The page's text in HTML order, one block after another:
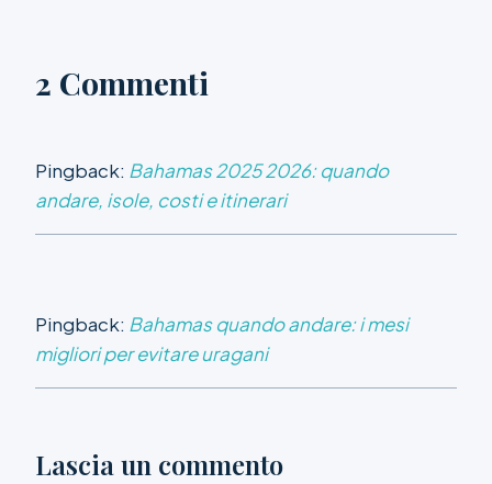
2 Commenti
Pingback: Bahamas 2025 2026: quando
andare, isole, costi e itinerari
Pingback: Bahamas quando andare: i mesi
migliori per evitare uragani
Lascia un commento